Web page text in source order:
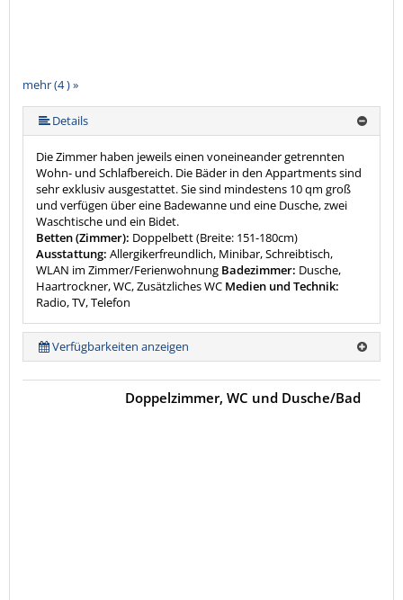
mehr (4 ) »
Details
Die Zimmer haben jeweils einen voneineander getrennten
Wohn- und Schlafbereich. Die Bäder in den Appartments sind
sehr exklusiv ausgestattet. Sie sind mindestens 10 qm groß
und verfügen über eine Badewanne und eine Dusche, zwei
Waschtische und ein Bidet.
Betten (Zimmer): Doppelbett (Breite: 151-180cm)
Ausstattung: Allergikerfreundlich, Minibar, Schreibtisch,
WLAN im Zimmer/Ferienwohnung Badezimmer: Dusche,
Haartrockner, WC, Zusätzliches WC Medien und Technik:
Radio, TV, Telefon
Verfügbarkeiten anzeigen
Doppelzimmer, WC und Dusche/Bad